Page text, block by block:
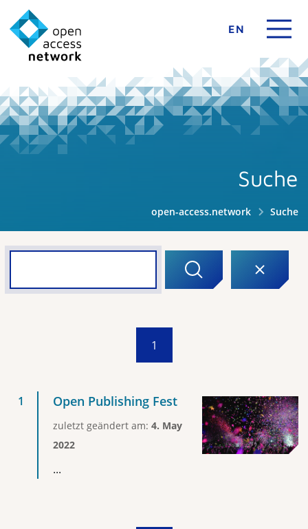
EN
Suche
open-access.network Suche
1
Open Publishing Fest
zuletzt geändert am: 4. May
2022
...